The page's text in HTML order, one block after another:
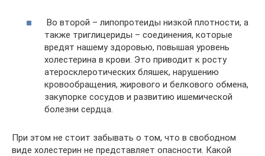
Во второй – липопротеиды низкой плотности, а
также триглицериды – соединения, которые
вредят нашему здоровью, повышая уровень
холестерина в крови. Это приводит к росту
атеросклеротических бляшек, нарушению
кровообращения, жирового и белкового обмена,
закупорке сосудов и развитию ишемической
болезни сердца.
При этом не стоит забывать о том, что в свободном
виде холестерин не представляет опасности. Какой